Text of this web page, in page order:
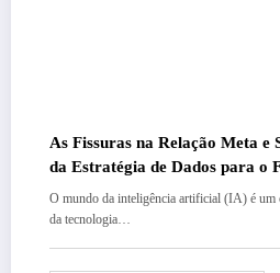
As Fissuras na Relação Meta e
da Estratégia de Dados para o
O mundo da inteligência artificial (IA) é um
da tecnologia…